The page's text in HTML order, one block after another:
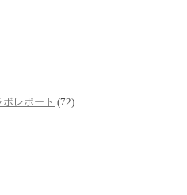
レポート (72)